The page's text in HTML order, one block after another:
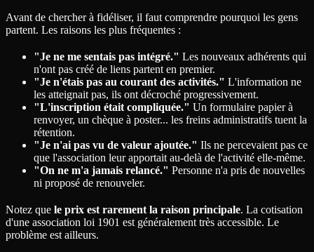
Avant de chercher à fidéliser, il faut comprendre pourquoi les gens
partent. Les raisons les plus fréquentes :
"Je ne me sentais pas intégré." Les nouveaux adhérents qui
n'ont pas créé de liens partent en premier.
"Je n'étais pas au courant des activités." L'information ne
les atteignait pas, ils ont décroché progressivement.
"L'inscription était compliquée." Un formulaire papier à
renvoyer, un chèque à poster... les freins administratifs tuent la
rétention.
"Je n'ai pas vu de valeur ajoutée." Ils ne percevaient pas ce
que l'association leur apportait au-delà de l'activité elle-même.
"On ne m'a jamais relancé." Personne n'a pris de nouvelles
ni proposé de renouveler.
Notez que le prix est rarement la raison principale. La cotisation
d'une association loi 1901 est généralement très accessible. Le
problème est ailleurs.